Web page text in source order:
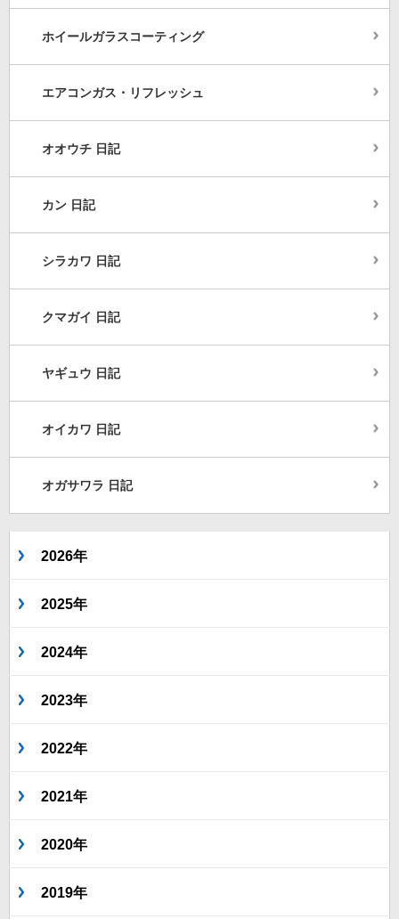
ホイールガラスコーティング
エアコンガス・リフレッシュ
オオウチ 日記
カン 日記
シラカワ 日記
クマガイ 日記
ヤギュウ 日記
オイカワ 日記
オガサワラ 日記
2026年
2025年
2024年
2023年
2022年
2021年
2020年
2019年